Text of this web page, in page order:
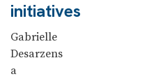
initiatives
Gabrielle
Desarzens
a